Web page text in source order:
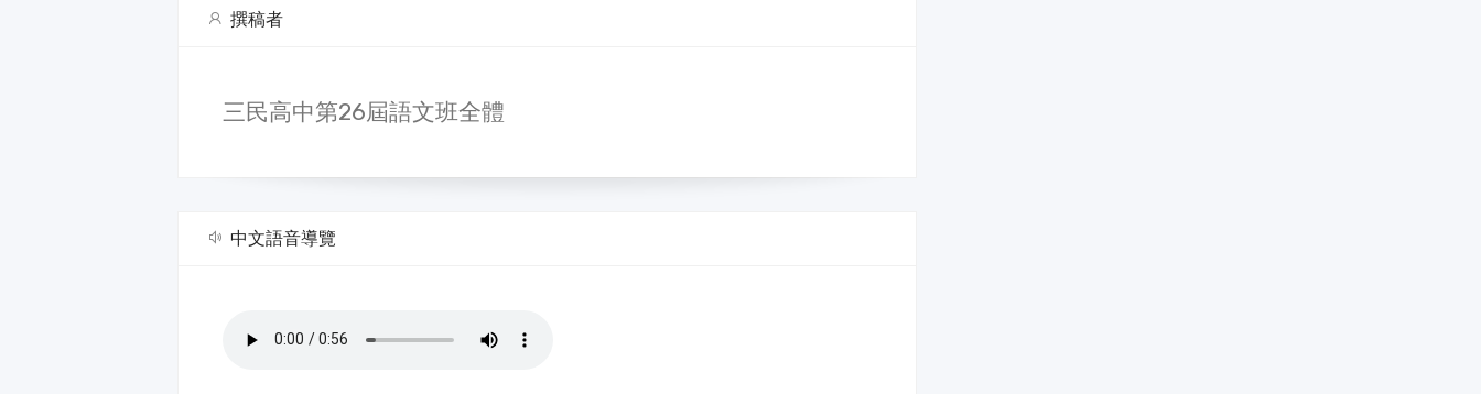
撰稿者
三民高中第26屆語文班全體
中文語音導覽